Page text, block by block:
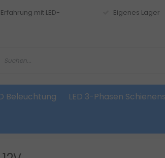
mit LED-
Eigenes Lager
Beleuchtung LED 3-Phasen